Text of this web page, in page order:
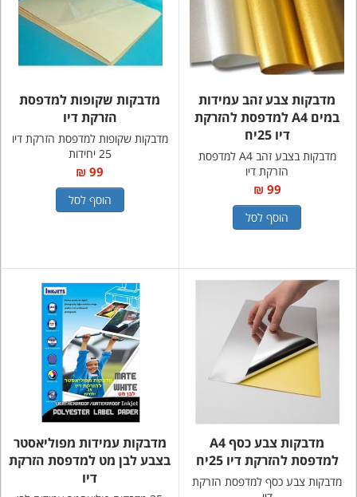
מדבקות צבע זהב עמידות
במים A4 למדפסת להזרקת
דיו 25יח
מדבקות בצבע זהב A4 למדפסת
הזרקת דיו
99 ₪
הוסף לסל
מדבקות שקופות למדפסת
הזרקת דיו
מדבקות שקופות למדפסת הזרקת דיו
25 יחידות
99 ₪
הוסף לסל
מדבקות צבע כסף A4
למדפסת להזרקת דיו 25יח
מדבקות צבע כסף למדפסת הזרקת
מדבקות עמידות מפוליאסטר
בצבע לבן מט למדפסת הזרקת
דיו